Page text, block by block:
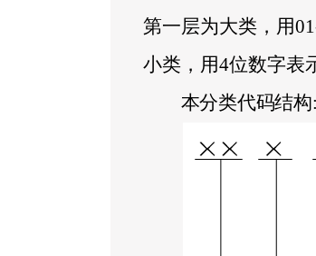
第一层为大类，用
小类，用4位数字表
本分类代码结构: